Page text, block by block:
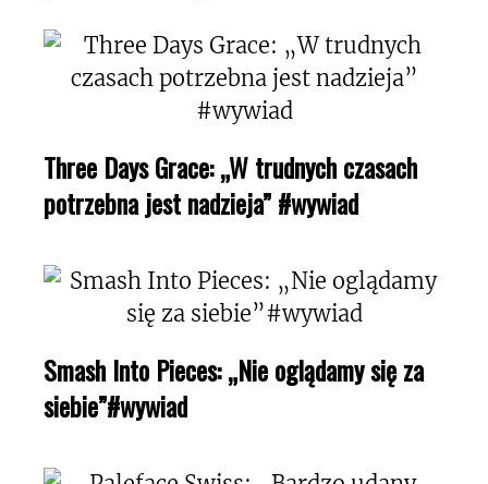
Three Days Grace: „W trudnych czasach
potrzebna jest nadzieja” #wywiad
Smash Into Pieces: „Nie oglądamy się za
siebie”#wywiad